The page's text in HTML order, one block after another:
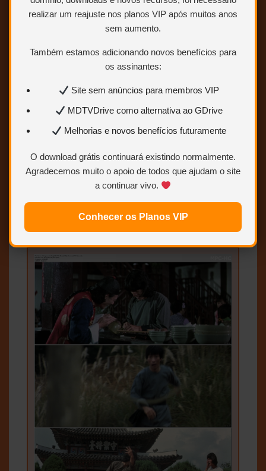
realizar um reajuste nos planos VIP após muitos anos
sem aumento.
Também estamos adicionando novos benefícios para
os assinantes:
Site sem anúncios para membros VIP
MDTVDrive como alternativa ao GDrive
Melhorias e novos benefícios futuramente
O download grátis continuará existindo normalmente.
Agradecemos muito o apoio de todos que ajudam o site
a continuar vivo.
Conhecer os Planos VIP
Opção 4:
Bluray 1080p –
MINI Opção 1:MEGA Opção 2:GDrive
OneDrive Opção 4:
2:GDrive Opção 3:OneDrive Opção 4:
Ulozto
Chang Lung, é um de dois irmãos cuja
diabólicos bandidos Heaven e Earth.
Forçados a se separar quando crianças,
os garotos se reencontram adultos,
quando acontece o trágico assassinato
de seu pai. Agora eles devem se reunir e
lutar contra Heaven e Earth, para